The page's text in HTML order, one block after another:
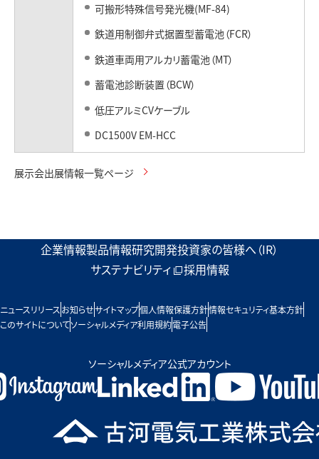
可搬形特殊信号発光機(MF-84)
鉄道用制御弁式据置型蓄電池（FCR）
鉄道車両用アルカリ蓄電池（MT）
蓄電池診断装置（BCW）
低圧アルミCVケーブル
DC1500V EM-HCC
展示会出展情報一覧ページ
企業情報製品情報研究開発投資家の皆様へ（IR）
サステナビリティ
採用情報
ニュースリリース お知らせサイトマップ個人情報保護方針情報セキュリティ基本方針
このサイトについてソーシャルメディア利用規約電子公告
ソーシャルメディア公式アカウント